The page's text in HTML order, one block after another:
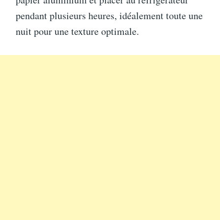
pendant plusieurs heures, idéalement toute une
nuit pour une texture optimale.